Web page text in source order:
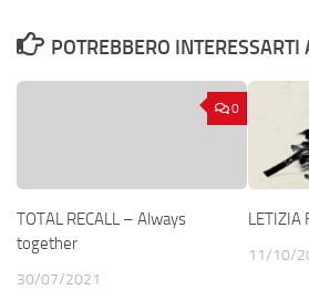
POTREBBERO INTERESSARTI
0
TOTAL RECALL – Always
together
30/07/2021
LETIZIA
11/10/